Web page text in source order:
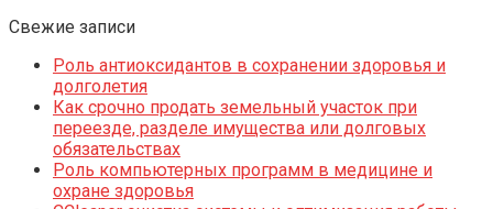
Свежие записи
Роль антиоксидантов в сохранении здоровья и
долголетия
Как срочно продать земельный участок при
переезде, разделе имущества или долговых
обязательствах
Роль компьютерных программ в медицине и
охране здоровья